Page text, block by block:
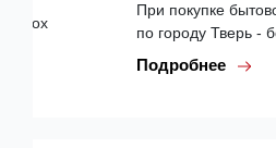
При покупке
по городу Тверь -
Подробнее